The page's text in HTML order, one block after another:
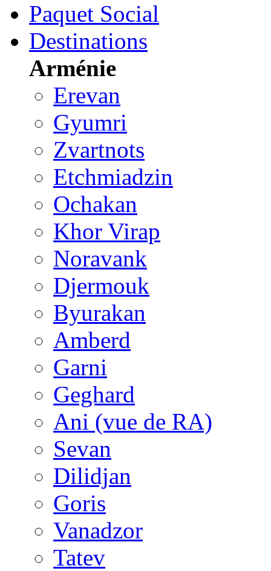
Paquet Social
Destinations
Arménie
Erevan
Gyumri
Zvartnots
Etchmiadzin
Ochakan
Khor Virap
Noravank
Djermouk
Byurakan
Amberd
Garni
Geghard
Ani (vue de RA)
Sevan
Dilidjan
Goris
Vanadzor
Tatev